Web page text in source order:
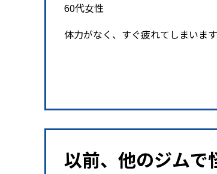
60代女性
体力がなく、すぐ疲れてしまいま
以前、他のジムで